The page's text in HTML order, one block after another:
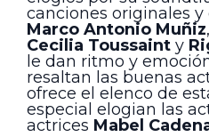
canciones originales y
Marco Antonio Muñiz,
Cecilia Toussaint y
le dan ritmo y
resaltan las buenas
ofrece el elenco de
especial elogian las
actrices Mabel